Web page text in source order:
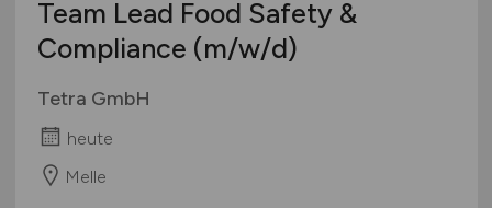
Team Lead Food Safety &
Compliance (m/w/d)
Tetra GmbH
heute
Melle